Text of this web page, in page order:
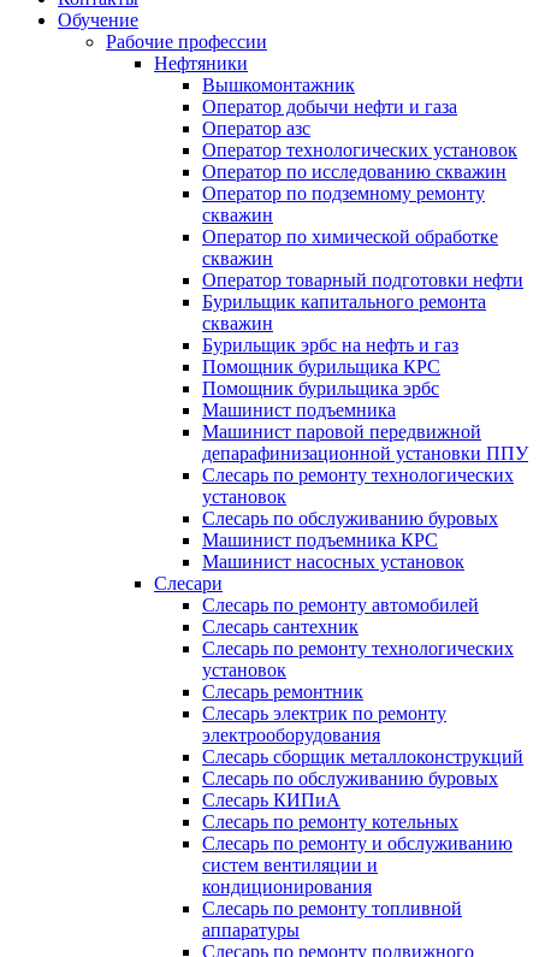
Обучение
Рабочие профессии
Нефтяники
Вышкомонтажник
Оператор добычи нефти и газа
Оператор азс
Оператор технологических установок
Оператор по исследованию скважин
Оператор по подземному ремонту
скважин
Оператор по химической обработке
скважин
Оператор товарный подготовки нефти
Бурильщик капитального ремонта
скважин
Бурильщик эрбс на нефть и газ
Помощник бурильщика КРС
Помощник бурильщика эрбс
Машинист подъемника
Машинист паровой передвижной
депарафинизационной установки ППУ
Слесарь по ремонту технологических
установок
Слесарь по обслуживанию буровых
Машинист подъемника КРС
Машинист насосных установок
Слесари
Слесарь по ремонту автомобилей
Слесарь сантехник
Слесарь по ремонту технологических
установок
Слесарь ремонтник
Слесарь электрик по ремонту
электрооборудования
Слесарь сборщик металлоконструкций
Слесарь по обслуживанию буровых
Слесарь КИПиА
Слесарь по ремонту котельных
Слесарь по ремонту и обслуживанию
систем вентиляции и
кондиционирования
Слесарь по ремонту топливной
аппаратуры
Слесарь по ремонту подвижного